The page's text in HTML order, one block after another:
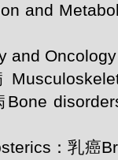
and
and
：乳癌